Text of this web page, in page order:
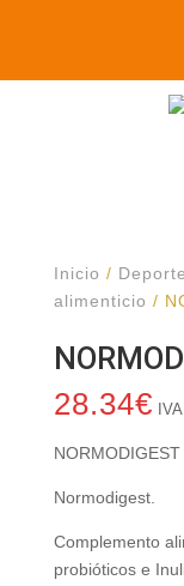
Inicio / Deporte
alimenticio /
28.34€
Normodigest.
Complemento
probióticos e